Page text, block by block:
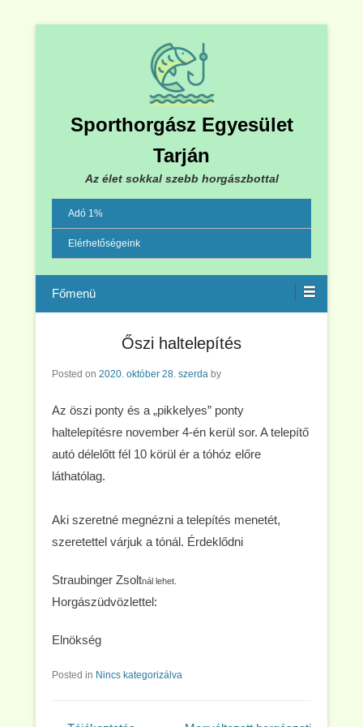
Sporthorgász Egyesület
Tarján
Az élet sokkal szebb horgászbottal
Adó 1%
Elérhetőségeink
Menu
Őszi haltelepítés
Posted on 2020. október 28. szerda by
Az öszi ponty és a „pikkelyes” ponty
haltelepítésre november 4-én kerül sor. A telepítő
autó délelőtt fél 10 körül ér a tóhóz előre
láthatólag.
Aki szeretné megnézni a telepítés menetét,
szeretettel várjuk a tónál. Érdeklődni
Straubinger Zsoltnál lehet.
Horgászüdvözlettel:
Elnökség
Posted in Nincs kategorizálva